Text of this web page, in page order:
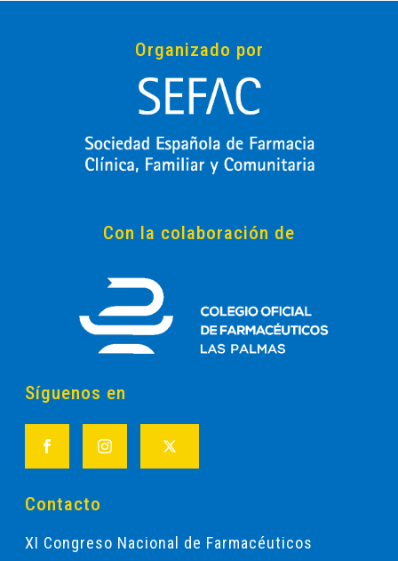
Organizado por
Con la colaboración de
Síguenos en
Contacto
XI Congreso Nacional de Farmacéuticos